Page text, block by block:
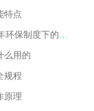
特点
磁选机2021年环保制度下的发展出路
么用的
规程
原理